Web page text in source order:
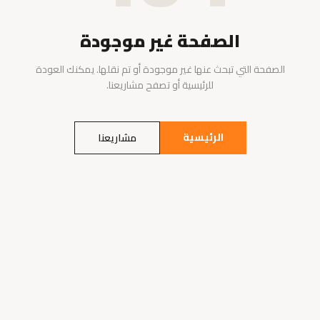
الصفحة غير موجودة
الصفحة التي تبحث عنها غير موجودة أو تم نقلها. يمكنك العودة
للرئيسية أو تصفح مشاريعنا.
الرئيسية مشاريعنا